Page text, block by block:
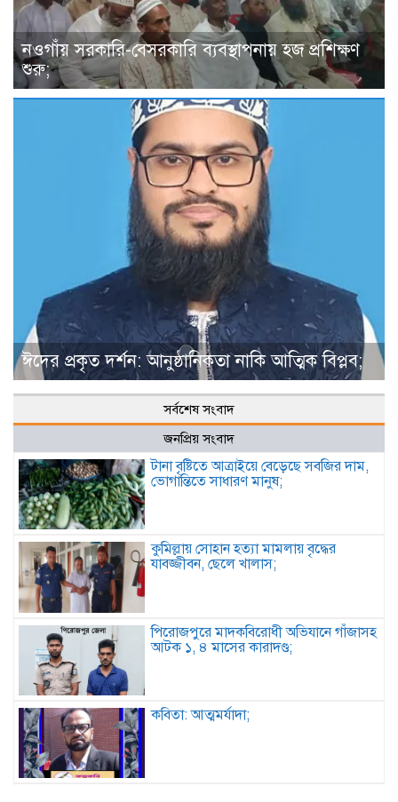
নওগাঁয় সরকারি-বেসরকারি ব্যবস্থাপনায় হজ প্রশিক্ষণ
শুরু;
ঈদের প্রকৃত দর্শন: আনুষ্ঠানিকতা নাকি আত্মিক বিপ্লব;
সর্বশেষ সংবাদ
জনপ্রিয় সংবাদ
টানা বৃষ্টিতে আত্রাইয়ে বেড়েছে সবজির দাম,
ভোগান্তিতে সাধারণ মানুষ;
কুমিল্লায় সোহান হত্যা মামলায় বৃদ্ধের
যাবজ্জীবন, ছেলে খালাস;
পিরোজপুরে মাদকবিরোধী অভিযানে গাঁজাসহ
আটক ১, ৪ মাসের কারাদণ্ড;
কবিতা: আত্মমর্যাদা;